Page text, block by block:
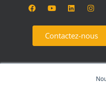
Contactez-nous